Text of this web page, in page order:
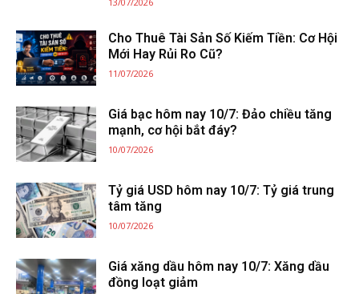
Cho Thuê Tài Sản Số Kiếm Tiền: Cơ Hội
Mới Hay Rủi Ro Cũ?
11/07/2026
Giá bạc hôm nay 10/7: Đảo chiều tăng
mạnh, cơ hội bắt đáy?
10/07/2026
Tỷ giá USD hôm nay 10/7: Tỷ giá trung
tâm tăng
10/07/2026
Giá xăng dầu hôm nay 10/7: Xăng dầu
đồng loạt giảm